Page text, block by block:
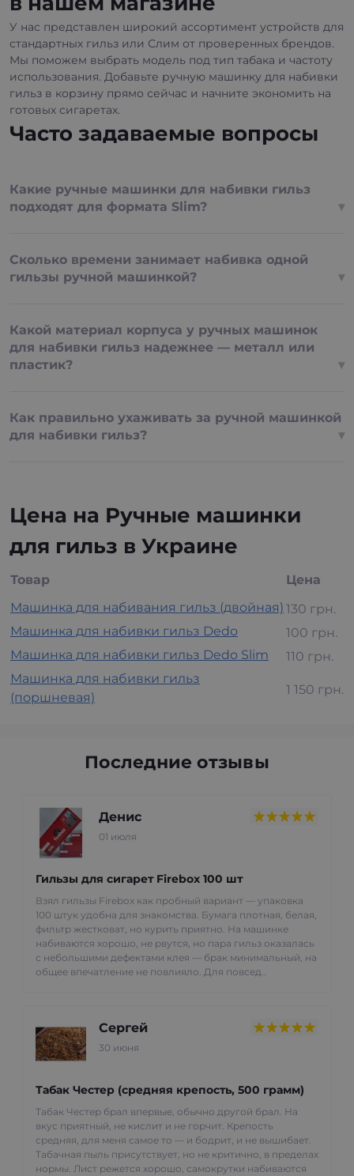
У нас представлен широкий ассортимент устройств для
стандартных гильз или Слим от проверенных брендов.
Мы поможем выбрать модель под тип табака и частоту
использования. Добавьте ручную машинку для набивки
гильз в корзину прямо сейчас и начните экономить на
готовых сигаретах.
Часто задаваемые вопросы
Какие ручные машинки для набивки гильз
подходят для формата Slim?
Сколько времени занимает набивка одной
гильзы ручной машинкой?
Какой материал корпуса у ручных машинок
для набивки гильз надежнее — металл или
пластик?
Как правильно ухаживать за ручной машинкой
для набивки гильз?
Цена на Ручные машинки
для гильз в Украине
Товар
Цена
Машинка для набивания гильз (двойная) 130 грн.
Машинка для набивки гильз Dedo
100 грн.
Машинка для набивки гильз Dedo Slim
110 грн.
Машинка для набивки гильз
(поршневая)
1 150 грн.
Последние отзывы
Денис
01 июля
Гильзы для сигарет Firebox 100 шт
Взял гильзы Firebox как пробный вариант — упаковка
100 штук удобна для знакомства. Бумага плотная, белая,
фильтр жестковат, но курить приятно. На машинке
набиваются хорошо, не рвутся, но пара гильз оказалась
с небольшими дефектами клея — брак минимальный, на
общее впечатление не повлияло. Для повсед..
Сергей
30 июня
Табак Честер (средняя крепость, 500 грамм)
Табак Честер брал впервые, обычно другой брал. На
вкус приятный, не кислит и не горчит. Крепость
средняя, для меня самое то — и бодрит, и не вышибает.
Табачная пыль присутствует, но не критично, в пределах
нормы. Лист режется хорошо, самокрутки набиваются